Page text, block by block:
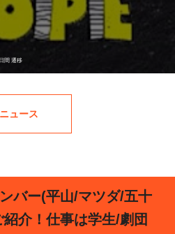
間 遷移
ニュース
バー(平山/マツダ/五十
介！仕事は学生/劇団